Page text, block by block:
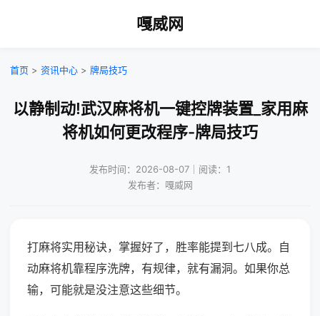
嘎威网
首页 > 资讯中心 > 牌局技巧
以静制动!武汉麻将机一键控牌装置_家用麻
将机如何更改程序-牌局技巧
发布时间：2026-08-07｜阅读：1
发布者：嘎威网
打麻将实用秘诀，掌握好了，胜率能提到七八成。自
动麻将机靠程序洗牌，有规律，就有漏洞。如果你总
输，可能就是没注意这些细节。